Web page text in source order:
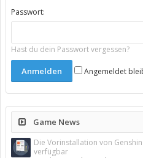
Passwort:
Hast du dein Passwort vergessen?
Angemeldet
Game News
Die Vorinstallation von
verfügbar